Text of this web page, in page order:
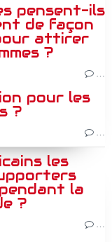
pensent-ils
de façon
attirer
?
pour les
?
les
la
?